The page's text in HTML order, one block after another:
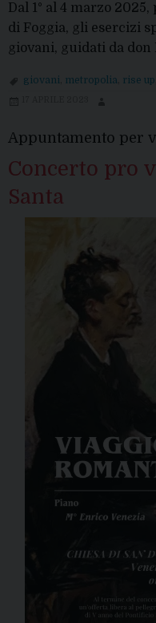
Dal 1° al 4 marzo
di Foggia, gli esercizi
giovani, guidati da
giovani metropolia rise up
Appuntamento per
Concerto pro
Santa